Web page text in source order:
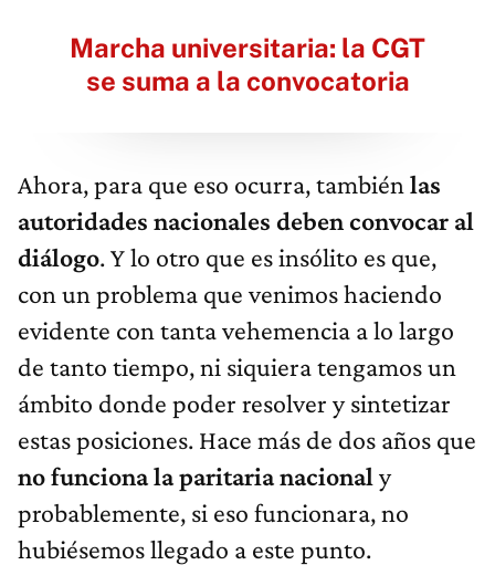
Marcha universitaria: la CGT
se suma a la convocatoria
Ahora, para que eso ocurra, también las
autoridades nacionales deben convocar al
diálogo. Y lo otro que es insólito es que,
con un problema que venimos haciendo
evidente con tanta vehemencia a lo largo
de tanto tiempo, ni siquiera tengamos un
ámbito donde poder resolver y sintetizar
estas posiciones. Hace más de dos años que
no funciona la paritaria nacional y
probablemente, si eso funcionara, no
hubiésemos llegado a este punto.